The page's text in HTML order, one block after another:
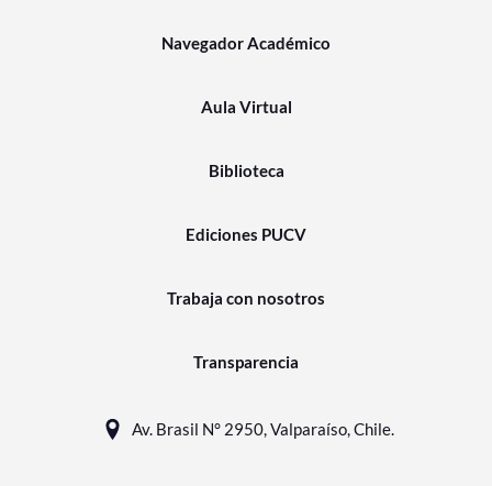
Navegador Académico
Aula Virtual
Biblioteca
Ediciones PUCV
Trabaja con nosotros
Transparencia
Av. Brasil N° 2950, Valparaíso, Chile.